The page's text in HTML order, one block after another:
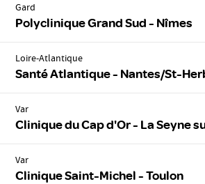
Gard
Polyclinique Grand Sud - Nîmes
Loire-Atlantique
Santé Atlantique - Nantes/St-
Var
Clinique du Cap d'Or - La Seyne
Var
Clinique Saint-Michel - Toulon